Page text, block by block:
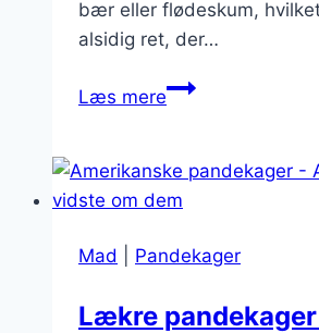
bær eller flødeskum,
alsidig ret, der…
Læs merePandekager
med
skyr
Mad Pandekager
Lækre